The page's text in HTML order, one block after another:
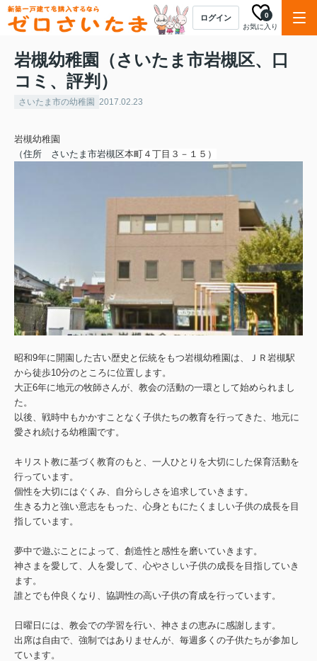
ログイン
お気に入り
0
岩槻幼稚園（さいたま市岩槻区、口
コミ、評判）
さいたま市の幼稚園 2017.02.23
岩槻幼稚園
（住所 さいたま市岩槻区本町４丁目３－１５ ）
昭和9年に開園した古い歴史と伝統をもつ岩槻幼稚園は、ＪＲ岩槻駅
から徒歩10分のところに位置します。
大正6年に地元の牧師さんが、教会の活動の一環として始められまし
た。
以後、戦時中もかかすことなく子供たちの教育を行ってきた、地元に
愛され続ける幼稚園です。
キリスト教に基づく教育のもと、一人ひとりを大切にした保育活動を
行っています。
個性を大切にはぐくみ、自分らしさを追求していきます。
生きる力と強い意志をもった、心身ともにたくましい子供の成長を目
指しています。
夢中で遊ぶことによって、創造性と感性を磨いていきます。
神さまを愛して、人を愛して、心やさしい子供の成長を目指していき
ます。
誰とでも仲良くなり、協調性の高い子供の育成を行っています。
日曜日には、教会での学習を行い、神さまの恵みに感謝します。
出席は自由で、強制ではありませんが、毎週多くの子供たちが参加し
ています。